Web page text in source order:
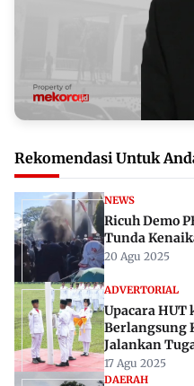
Rekomendasi Untuk
NEWS
Ricuh Demo
Tunda
20 Agu 2025
ADVERTORIAL
Upacara HUT
Berlangsung
Jalankan
17 Agu 2025
DAERAH